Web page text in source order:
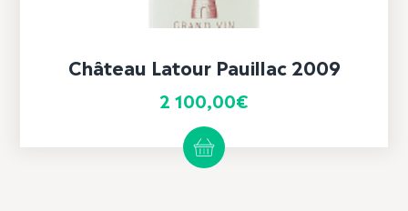
Château Latour Pauillac 2009
2 100,00€